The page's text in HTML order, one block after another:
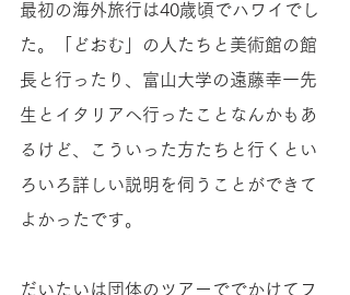
最初の海外旅行は40歳頃でハワイでし
た。「どおむ」の人たちと美術館の館
長と行ったり、富山大学の遠藤幸一先
生とイタリアへ行ったことなんかもあ
るけど、こういった方たちと行くとい
ろいろ詳しい説明を伺うことができて
よかったです。
だいたいは団体のツアーででかけてフ